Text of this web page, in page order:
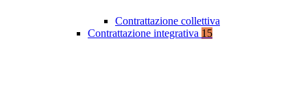
Contrattazione collettiva
Contrattazione integrativa 15